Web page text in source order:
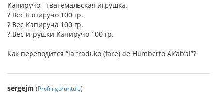
Капиручо - гватемальская игрушка.
? Вес Капиручо 100 гр.
? Вес Капируча 100 гр.
? Вес игрушки Капиручo 100 гр.
Как переводится “la traduko (fare) de Humberto Ak’ab’al”?
sergejm (Profili görüntüle)